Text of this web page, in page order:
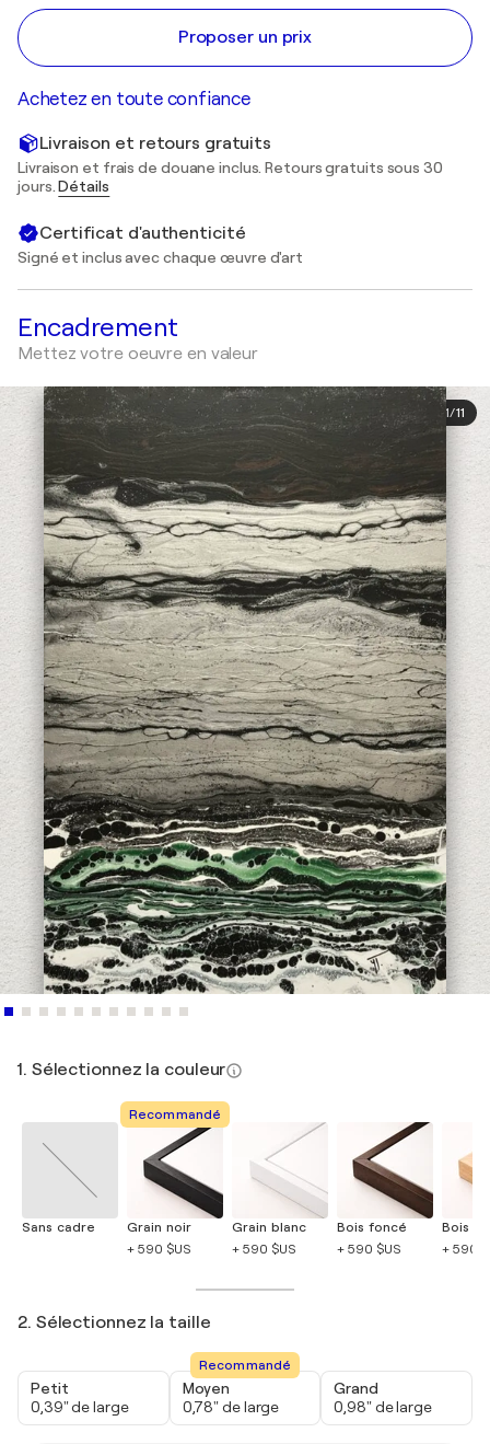
Proposer un prix
Achetez en toute confiance
Livraison et retours gratuits
Livraison et frais de douane inclus. Retours gratuits sous 30
jours.Détails
Certificat d'authenticité
Signé et inclus avec chaque œuvre d'art
Encadrement
Mettez votre oeuvre en valeur
1/11
1. Sélectionnez la couleur
Sans cadre
Recommandé
Grain noir
+ 590 $US
Grain blanc
+ 590 $US
Bois foncé
+ 590 $US
Bois
+ 590
2. Sélectionnez la taille
Petit
0,39" de large
Recommandé
Moyen
0,78" de large
Grand
0,98" de large